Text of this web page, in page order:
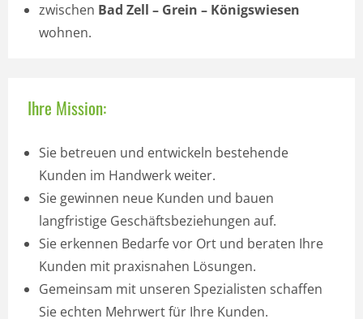
zwischen Bad Zell – Grein – Königswiesen
wohnen.
Ihre Mission:
Sie betreuen und entwickeln bestehende
Kunden im Handwerk weiter.
Sie gewinnen neue Kunden und bauen
langfristige Geschäftsbeziehungen auf.
Sie erkennen Bedarfe vor Ort und beraten Ihre
Kunden mit praxisnahen Lösungen.
Gemeinsam mit unseren Spezialisten schaffen
Sie echten Mehrwert für Ihre Kunden.